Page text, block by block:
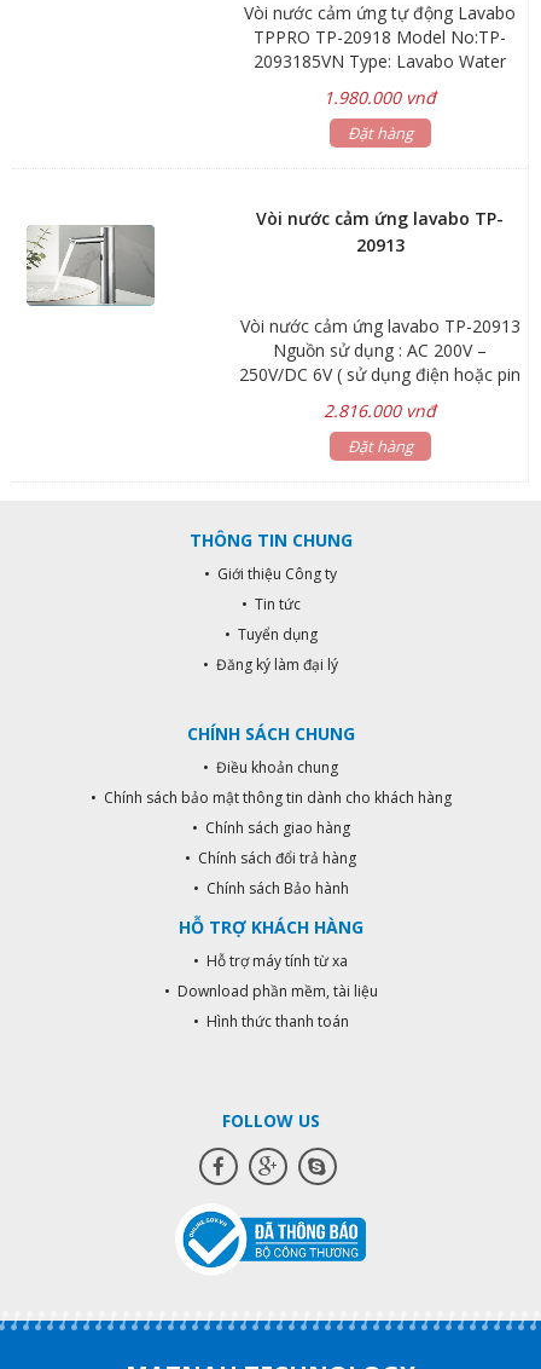
0,6 kg Bảo hành: 12 tháng
Vòi nước cảm ứng tự động Lavabo
TPPRO TP-20918 Model No:TP-
2093185VN Type: Lavabo Water
Faucet Material:Brass With
Chroming Net Weight:2kg Gross
Weight:1.6kg Warranty:TOwneoYear
Power:AC/DC 6V, Battery 4x2A
Average Static Power Consumption:
<50ua Instant Dynamic Power
Distance:10cm - 15cm
1.980.000 vnđ
Đặt hàng
Vòi nước cảm ứng lavabo TP-
20913
Vòi nước cảm ứng lavabo TP-20913
Nguồn sử dụng : AC 200V –
250V/DC 6V ( sử dụng điện hoặc pin
4 x 2A ) Phạm vi cảm biến : 10-30
cm Áp suất cho phép : 0.5 Bar – 8
Bar Nhiệt độ cho phép : < 45 độ C
2.816.000 vnđ
Đặt hàng
THÔNG TIN CHUNG
• Giới thiệu Công ty
• Tin tức
• Tuyển dụng
• Đăng ký làm đại lý
CHÍNH SÁCH CHUNG
• Điều khoản chung
• Chính sách bảo mật thông tin dành cho khách hàng
• Chính sách giao hàng
• Chính sách đổi trả hàng
• Chính sách Bảo hành
HỖ TRỢ KHÁCH HÀNG
• Hỗ trợ máy tính từ xa
• Download phần mềm, tài liệu
• Hình thức thanh toán
FOLLOW US